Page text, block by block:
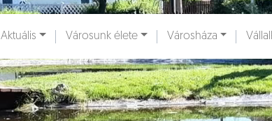
Aktuális Városunk élete Városháza